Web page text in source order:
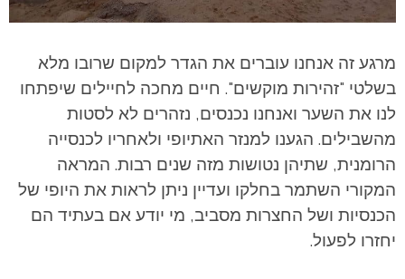
מרגע זה אנחנו עוברים את הגדר למקום שרובו מלא
בשלטי "זהירות מוקשים". חיים מחכה לחיילים שיפתחו
לנו את השער ואנחנו נכנסים, נזהרים לא לסטות
מהשבילים. הגענו למנזר האתיופי ולאחריו לכנסייה
הרומנית, שתיהן נטושות מזה שנים רבות. המראה
המקורי השתמר בחלקו ועדיין ניתן לראות את היופי של
הכנסיות ושל החצרות מסביב, מי יודע אם בעתיד הם
יחזרו לפעול.